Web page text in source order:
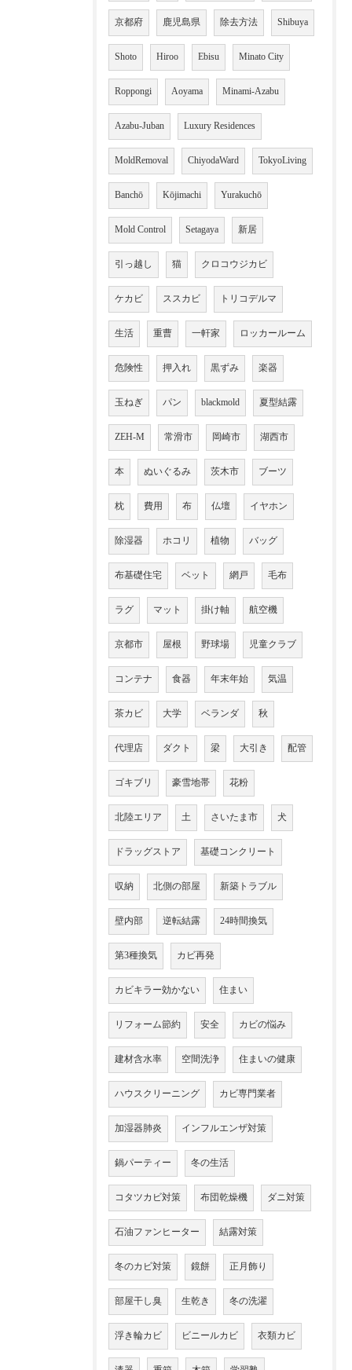
京都府 鹿児島県 除去方法 Shibuya
Shoto Hiroo Ebisu Minato City
Roppongi Aoyama Minami-Azabu
Azabu-Juban Luxury Residences
MoldRemoval ChiyodaWard TokyoLiving
Banchō Kōjimachi Yurakuchō
Mold Control Setagaya 新居
引っ越し 猫 クロコウジカビ
ケカビ ススカビ トリコデルマ
生活 重曹 一軒家 ロッカールーム
危険性 押入れ 黒ずみ 楽器
玉ねぎ パン blackmold 夏型結露
ZEH-M 常滑市 岡崎市 湖西市
本 ぬいぐるみ 茨木市 ブーツ
枕 費用 布 仏壇 イヤホン
除湿器 ホコリ 植物 バッグ
布基礎住宅 ベット 網戸 毛布
ラグ マット 掛け軸 航空機
京都市 屋根 野球場 児童クラブ
コンテナ 食器 年末年始 気温
茶カビ 大学 ベランダ 秋
代理店 ダクト 梁 大引き 配管
ゴキブリ 豪雪地帯 花粉
北陸エリア 土 さいたま市 犬
ドラッグストア 基礎コンクリート
収納 北側の部屋 新築トラブル
壁内部 逆転結露 24時間換気
第3種換気 カビ再発
カビキラー効かない 住まい
リフォーム節約 安全 カビの悩み
建材含水率 空間洗浄 住まいの健康
ハウスクリーニング カビ専門業者
加湿器肺炎 インフルエンザ対策
鍋パーティー 冬の生活
コタツカビ対策 布団乾燥機 ダニ対策
石油ファンヒーター 結露対策
冬のカビ対策 鏡餅 正月飾り
部屋干し臭 生乾き 冬の洗濯
浮き輪カビ ビニールカビ 衣類カビ